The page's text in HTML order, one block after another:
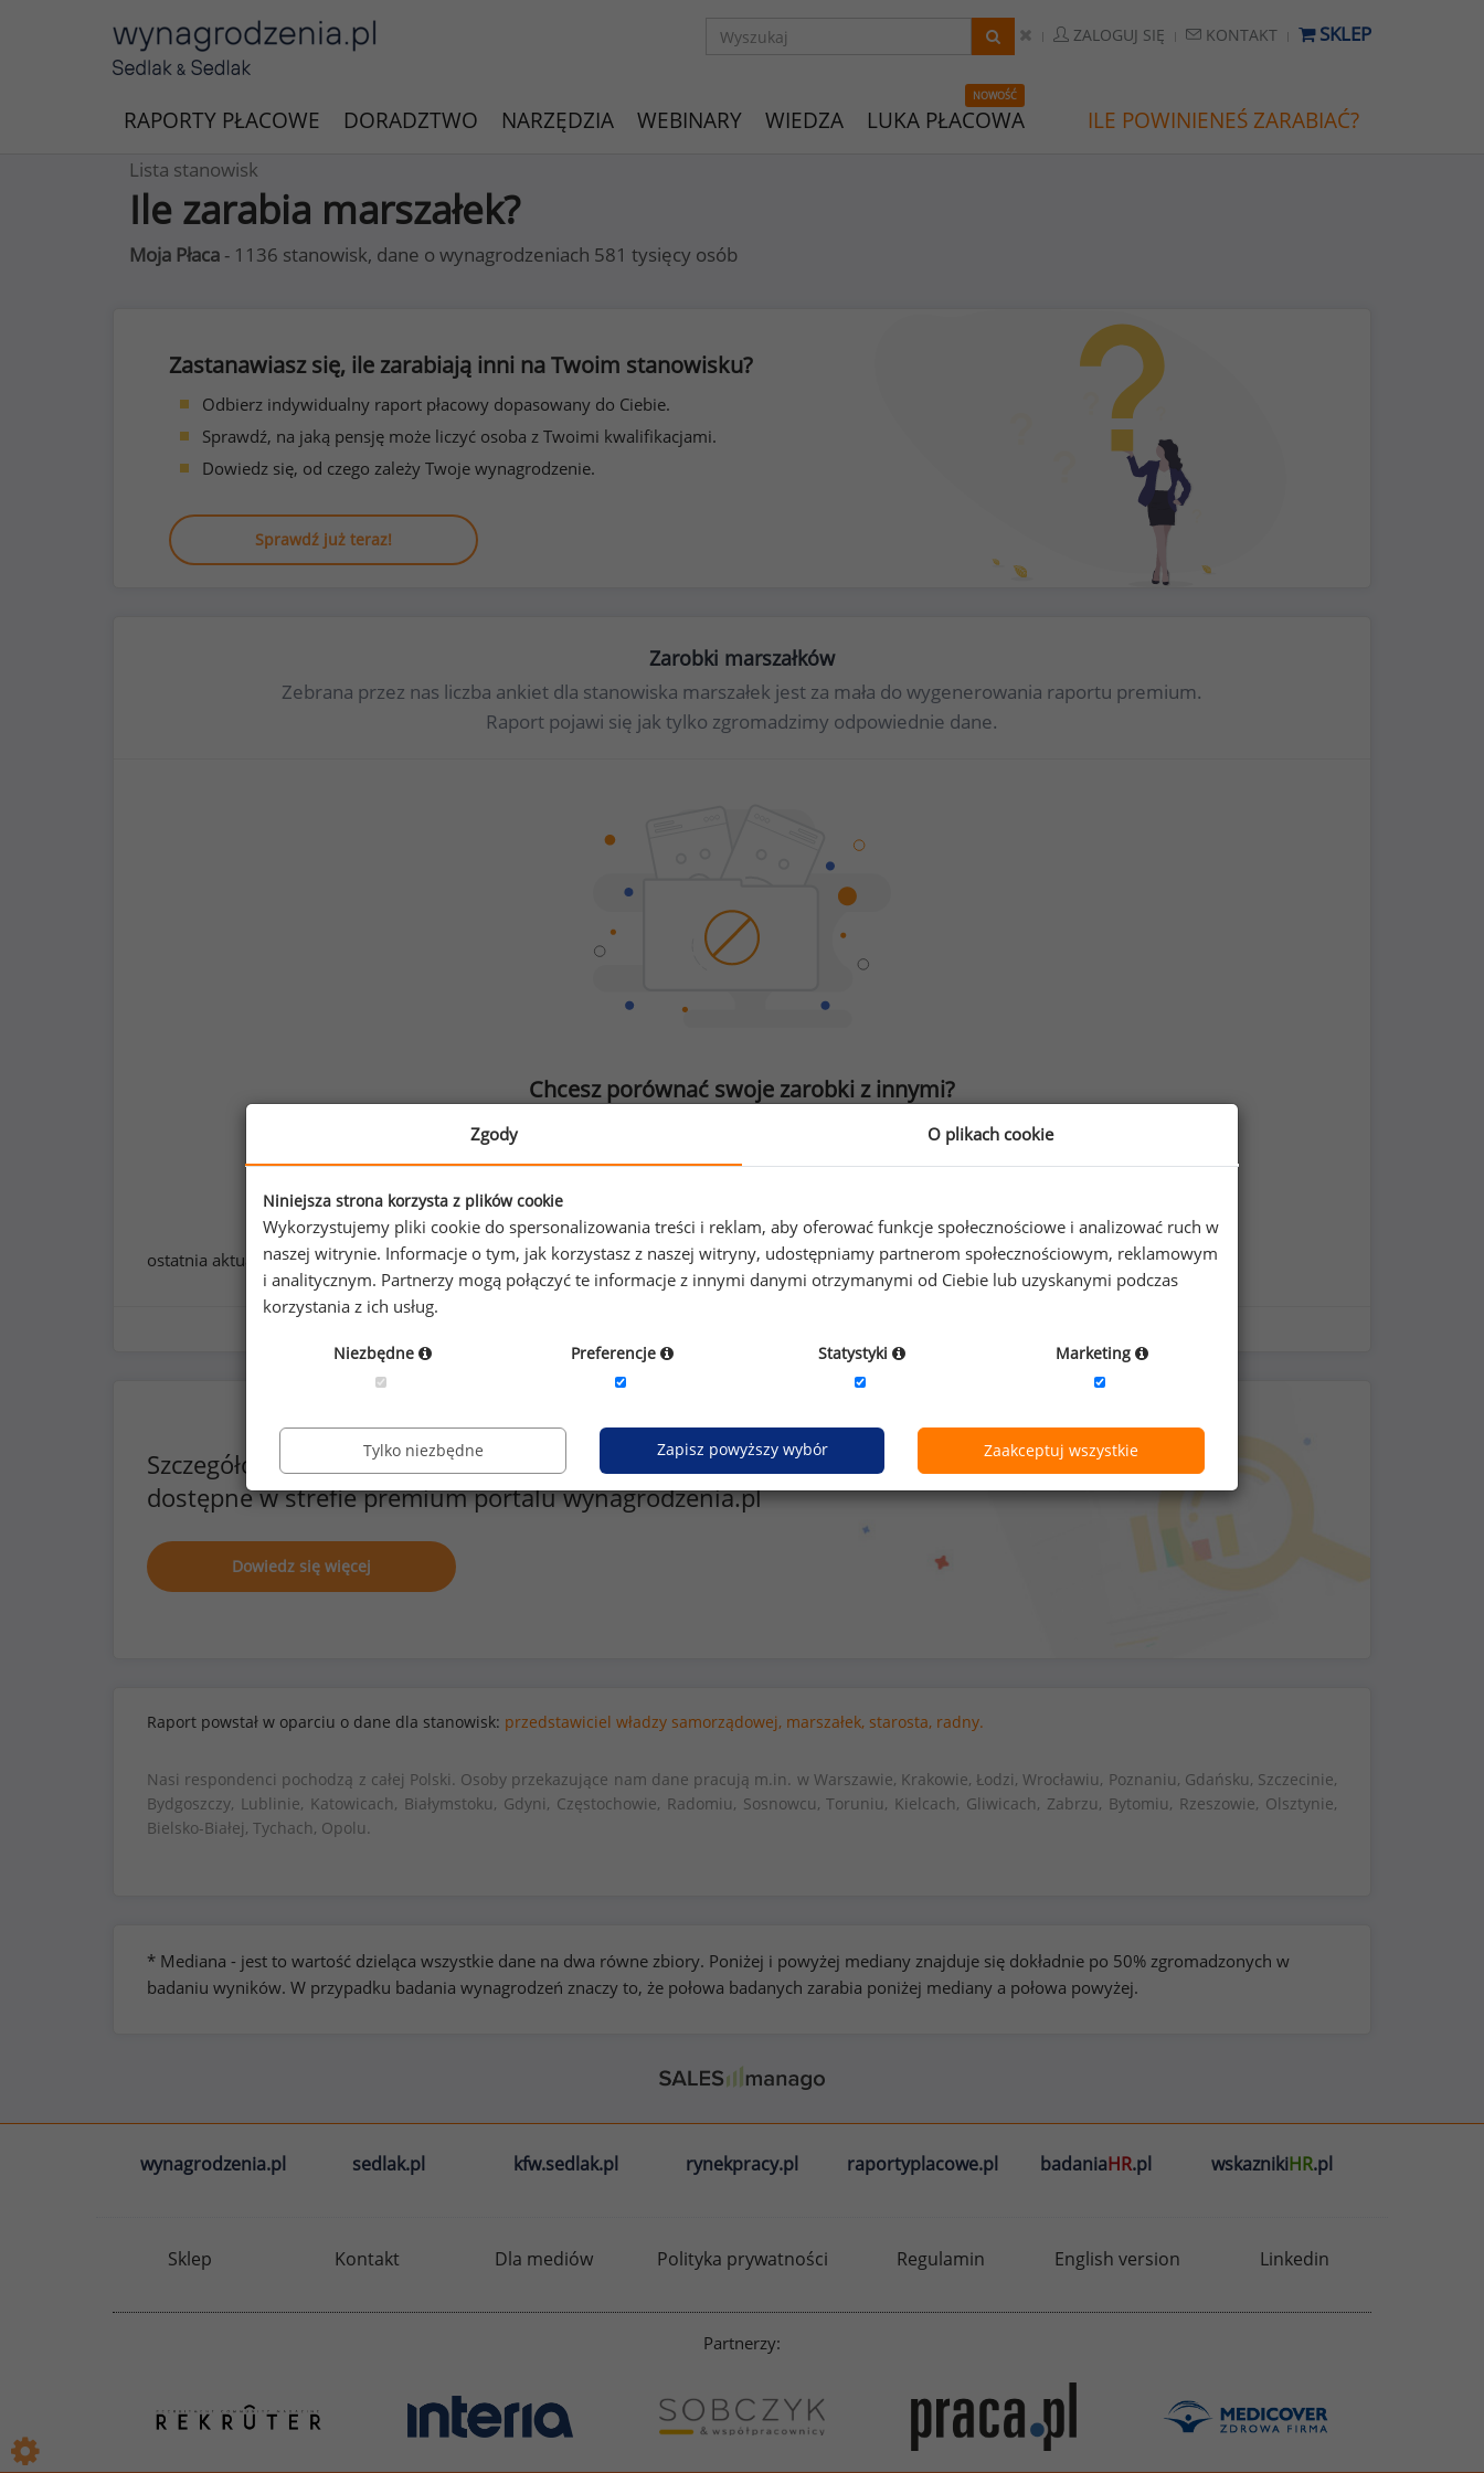
ZALOGUJ SIĘ KONTAKT SKLEP
RAPORTY PŁACOWE DORADZTWO NARZĘDZIA WEBINARY WIEDZA
NOWOŚĆ
LUKA PŁACOWA ILE POWINIENEŚ ZARABIAĆ?
Lista stanowisk
Ile zarabia marszałek?
Moja Płaca - 1136 stanowisk, dane o wynagrodzeniach 581 tysięcy osób
Zastanawiasz się, ile zarabiają inni na Twoim stanowisku?
Odbierz indywidualny raport płacowy dopasowany do Ciebie.
Sprawdź, na jaką pensję może liczyć osoba z Twoimi kwalifikacjami.
Dowiedz się, od czego zależy Twoje wynagrodzenie.
Sprawdź już teraz!
Zarobki marszałków
Zebrana przez nas liczba ankiet dla stanowiska marszałek jest za mała do wygenerowania raportu premium.
Raport pojawi się jak tylko zgromadzimy odpowiednie dane.
Chcesz porównać swoje zarobki z innymi?
ostatnia aktualizacja: styczeń 2026
Szczegółowe dane o wynagrodzeniach na 840 stanowiskach
dostępne w strefie premium portalu wynagrodzenia.pl
Dowiedz się więcej
Raport powstał w oparciu o dane dla stanowisk: przedstawiciel władzy samorządowej, marszałek, starosta, radny.
Nasi respondenci pochodzą z całej Polski. Osoby przekazujące nam dane pracują m.in. w Warszawie, Krakowie, Łodzi, Wrocławiu, Poznaniu, Gdańsku, Szczecinie,
Bydgoszczy, Lublinie, Katowicach, Białymstoku, Gdyni, Częstochowie, Radomiu, Sosnowcu, Toruniu, Kielcach, Gliwicach, Zabrzu, Bytomiu, Rzeszowie, Olsztynie,
Bielsko-Białej, Tychach, Opolu.
* Mediana - jest to wartość dzieląca wszystkie dane na dwa równe zbiory. Poniżej i powyżej mediany znajduje się dokładnie po 50% zgromadzonych w
badaniu wyników. W przypadku badania wynagrodzeń znaczy to, że połowa badanych zarabia poniżej mediany a połowa powyżej.
wynagrodzenia.pl sedlak.pl kfw.sedlak.pl rynekpracy.pl raportyplacowe.pl badaniaHR.pl wskaznikiHR.pl
Sklep Kontakt Dla mediów Polityka prywatności Regulamin English version Linkedin
Partnerzy:
Zgody O plikach cookie
Niniejsza strona korzysta z plików cookie
Wykorzystujemy pliki cookie do spersonalizowania treści i reklam, aby oferować funkcje społecznościowe i analizować ruch w
naszej witrynie. Informacje o tym, jak korzystasz z naszej witryny, udostępniamy partnerom społecznościowym, reklamowym
i analitycznym. Partnerzy mogą połączyć te informacje z innymi danymi otrzymanymi od Ciebie lub uzyskanymi podczas
korzystania z ich usług.
Niezbędne Preferencje Statystyki Marketing
Tylko niezbędne Zapisz powyższy wybór Zaakceptuj wszystkie